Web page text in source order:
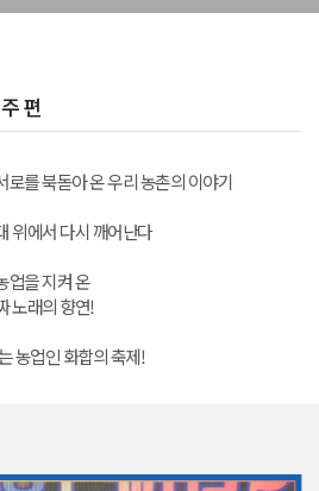
편
로를 북돋아 온 우리 농촌의 이야기
위에서 다시 깨어난다
업을 지켜 온
노래의 향연!
농업인 화합의 축제!